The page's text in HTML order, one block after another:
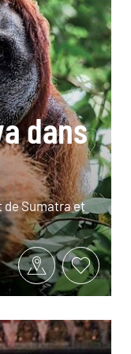
dans
de Sumatra et